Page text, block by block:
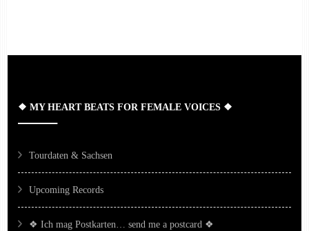
❖ MY HEART BEATS FOR FEMALE VOICES ❖
Tourdaten & Sachsen
Upcoming Records
❖ Ich mag Postkarten… send me a postcard ❖